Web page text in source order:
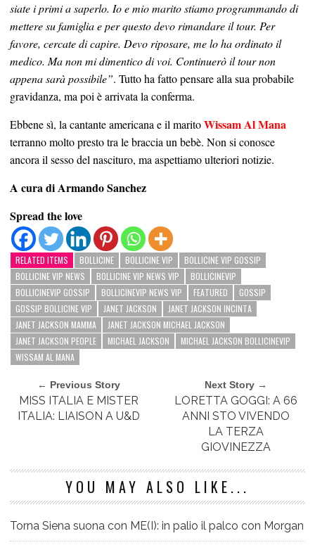
siate i primi a saperlo. Io e mio marito stiamo programmando di
mettere su famiglia e per questo devo rimandare il tour. Per
favore, cercate di capire. Devo riposare, me lo ha ordinato il
medico. Ma non mi dimentico di voi. Continuerò il tour non
appena sarà possibile”. Tutto ha fatto pensare alla sua probabile
gravidanza, ma poi è arrivata la conferma.
Ebbene sì, la cantante americana e il maritoWissam Al Mana
terranno molto presto tra le braccia un bebè. Non si conosce
ancora il sesso del nascituro, ma aspettiamo ulteriori notizie.
A cura di Armando Sanchez
Spread the love
RELATED ITEMS BOLLICINE BOLLICINE VIP
BOLLICINE VIP GOSSIP
BOLLICINE VIP NEWS
BOLLICINE VIP NEWS VIP
BOLLICINEVIP
BOLLICINEVIP GOSSIP
BOLLICINEVIP NEWS VIP FEATURED
GOSSIP
GOSSIP BOLLICINE VIP
JANET JACKSON
JANET JACKSON INCINTA
JANET JACKSON MAMMA
JANET JACKSON MICHAEL JACKSON
JANET JACKSON PEOPLE
MICHAEL JACKSON
MICHAEL JACKSON BOLLICINEVIP
WISSAM AL MANA
← Previous Story
MISS ITALIA E MISTER
ITALIA: LIAISON A U&D
Next Story →
LORETTA GOGGI: A 66
ANNI STO VIVENDO
LA TERZA
GIOVINEZZA
YOU MAY ALSO LIKE...
Torna Siena suona con ME(I): in palio il palco con Morgan